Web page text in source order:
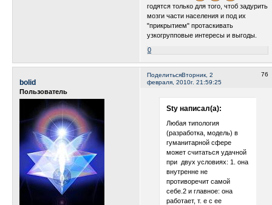
годятся только для того, чтоб задурить
мозги части населения и под их
"прикрытием" протаскивать
узкогрупповые интересы и выгоды.
0
Поделиться 76
Вторник, 2
февраля, 2010г. 21:59:25
bolid
Пользователь
Sty написал(а):
Любая типология
(разработка, модель) в
гуманитарной сфере
может считаться удачной
при двух условиях: 1. она
внутренне не
противоречит самой
себе.2 и главное: она
работает, т. е с ее